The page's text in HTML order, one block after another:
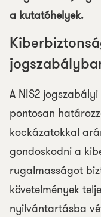
a kutatóhelyek.
A NIS2
pontosan
kockázatokkal
gondoskodni a
rugalmasságot
követelmények
nyilvántartásba